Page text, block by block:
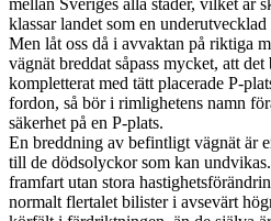
klassar landet som en
Men låt oss då i avvaktan på riktiga
vägnät breddat såpass mycket, att
kompletterat med tätt placerade P-
fordon, så bör i rimlighetens namn
säkerhet på en P-plats.
En breddning av befintligt vägnät är
till de dödsolyckor som kan
framfart utan stora
normalt flertalet bilister i avsevärt